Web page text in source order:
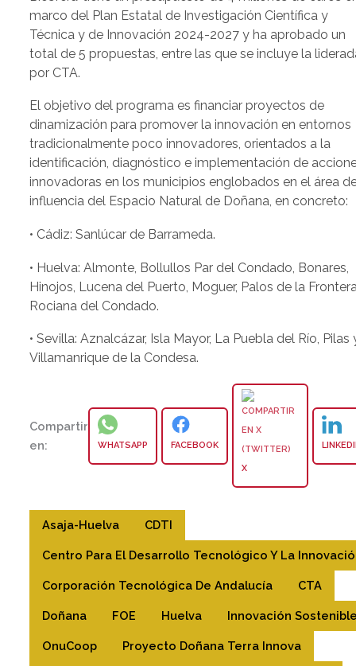
marco del Plan Estatal de Investigación Científica y
Técnica y de Innovación 2024-2027 y ha aprobado un
total de 5 propuestas, entre las que se incluye la
por CTA.
El objetivo del programa es financiar proyectos de
dinamización para promover la innovación en entornos
tradicionalmente poco innovadores, orientados a la
identificación, diagnóstico e implementación de
innovadoras en los municipios englobados en el área
influencia del Espacio Natural de Doñana, en concreto:
• Cádiz: Sanlúcar de Barrameda.
• Huelva: Almonte, Bollullos Par del Condado, Bonares,
Hinojos, Lucena del Puerto, Moguer, Palos de la
Rociana del Condado.
• Sevilla: Aznalcázar, Isla Mayor, La Puebla del Río, Pilas
Villamanrique de la Condesa.
Compartir
en:
WHATSAPP FACEBOOK
X
Asaja-Huelva CDTI
Centro Para El Desarrollo Tecnológico Y La
Corporación Tecnológica De Andalucía CTA
Doñana FOE Huelva Innovación
OnuCoop Proyecto Doñana Terra Innova